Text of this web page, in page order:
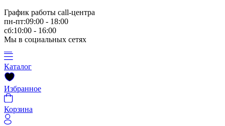
График работы call-центра
пн-пт:09:00 - 18:00
сб:10:00 - 16:00
Мы в социальных сетях
Каталог
Избранное
Корзина